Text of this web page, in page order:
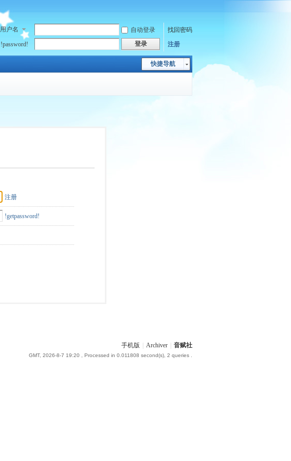
用户名 自动登录
找回密码
!password!
登录 注册
快捷导航
注册
!getpassword!
手机版 Archiver 音赋社
GMT, 2026-8-7 19:20 , Processed in 0.011808 second(s), 2 queries .